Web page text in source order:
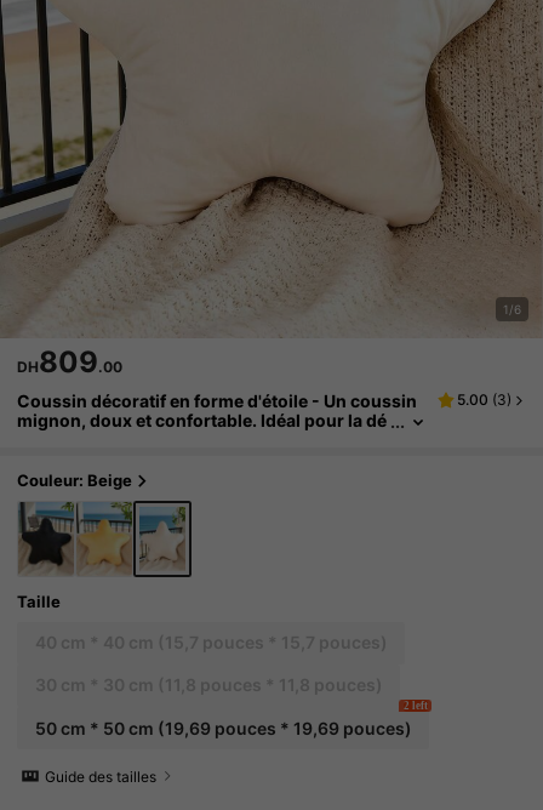
1/6
DH809.00
Coussin décoratif en forme d'étoile - Un coussin
mignon, doux et confortable. Idéal pour la dé
ent cadeau de printemps pour la famille et les ami
s.
5.00 (3)
Couleur: Beige
Taille
50 cm * 50 cm (19,69 pouces * 19,69 pouces)
2 left
Guide des tailles